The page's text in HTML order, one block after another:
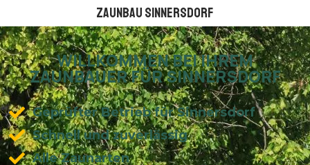
Zaunbau Sinnersdorf
WILLKOMMEN BEI IHREM
ZAUNBAUER FÜR SINNERSDORF
Geprüfter Betrieb für Sinnersdorf
Schnell und zuverlässig
Alle Zaunarten